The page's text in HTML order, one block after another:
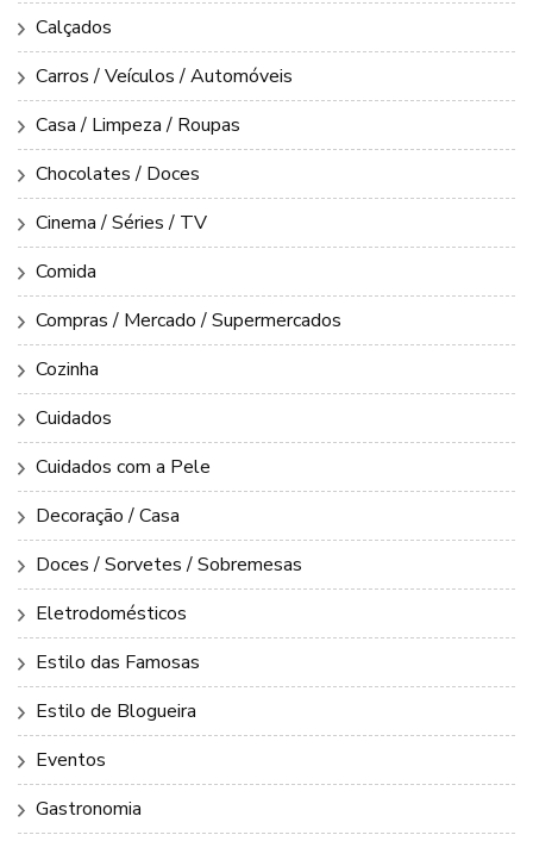
Calçados
Carros / Veículos / Automóveis
Casa / Limpeza / Roupas
Chocolates / Doces
Cinema / Séries / TV
Comida
Compras / Mercado / Supermercados
Cozinha
Cuidados
Cuidados com a Pele
Decoração / Casa
Doces / Sorvetes / Sobremesas
Eletrodomésticos
Estilo das Famosas
Estilo de Blogueira
Eventos
Gastronomia